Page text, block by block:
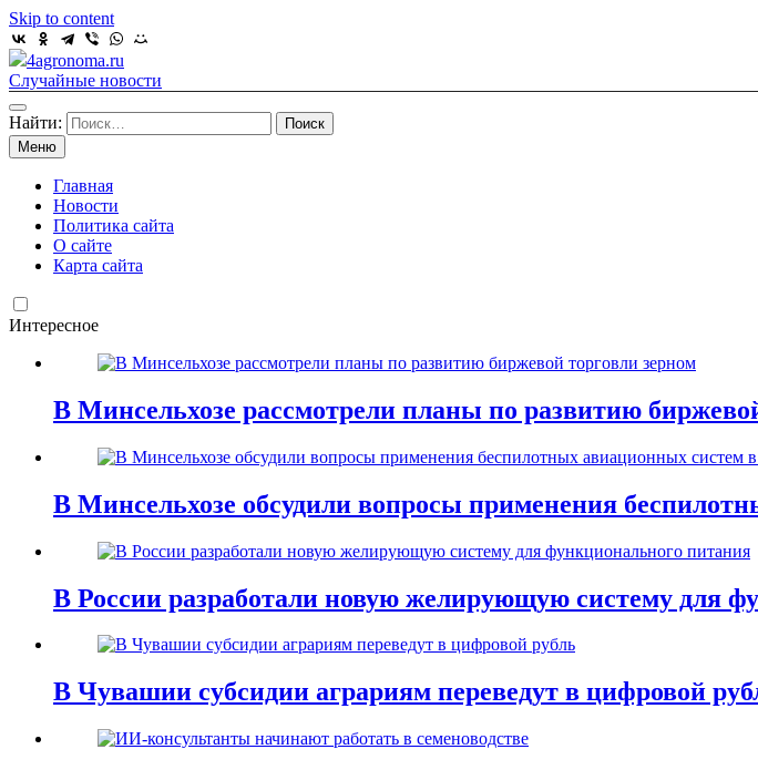
Skip to content
4agronoma.ru
Случайные новости
Найти:
Меню
Главная
Новости
Политика сайта
О сайте
Карта сайта
Интересное
В Минсельхозе рассмотрели планы по развитию
В Минсельхозе обсудили вопросы применения
В России разработали новую желирующую систему для
В Чувашии субсидии аграриям переведут в цифровой